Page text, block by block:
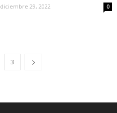
diciembre 29, 2022 0
3